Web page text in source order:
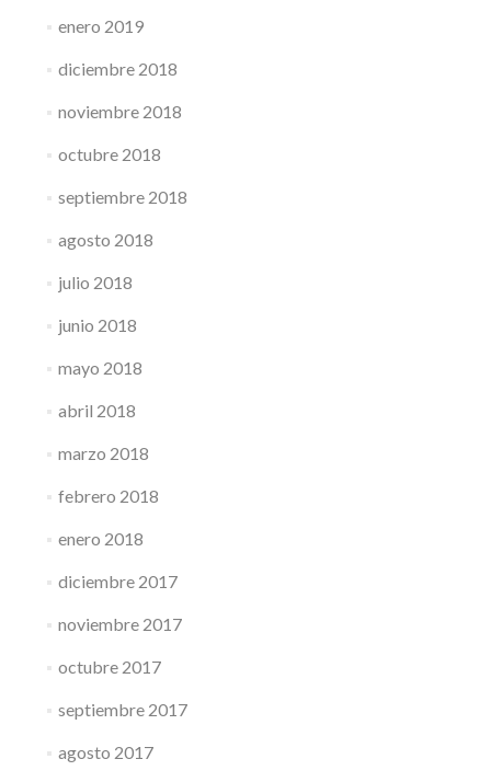
enero 2019
diciembre 2018
noviembre 2018
octubre 2018
septiembre 2018
agosto 2018
julio 2018
junio 2018
mayo 2018
abril 2018
marzo 2018
febrero 2018
enero 2018
diciembre 2017
noviembre 2017
octubre 2017
septiembre 2017
agosto 2017